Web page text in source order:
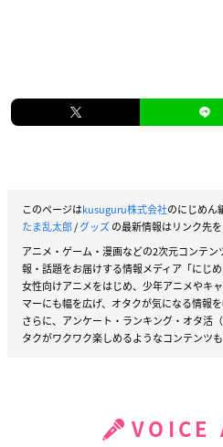
このページはkusuguru株式会社のにじめん
たま乱太郎/グッズの最新情報はリンク先を
アニメ・ゲーム・漫画などの2次元コンテ
報・話題をお届けする情報メディア「にじめ
女性向けアニメをはじめ、少年アニメやキ
マーにも幅を広げ、オタクが気になる情報
さらに、アンケート・ランキング・オタ活
タクがワクワク楽しめるようなコンテンツも
VOICE